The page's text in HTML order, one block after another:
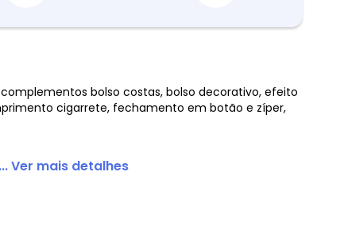
bolso costas, bolso decorativo, efeito
cigarrete, fechamento em botão e zíper,
... Ver mais detalhes